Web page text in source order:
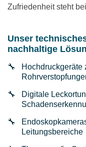
Zufriedenheit steht
Unser
nachhaltige
Hochdruckgeräte
Digitale
Leitungsbereiche